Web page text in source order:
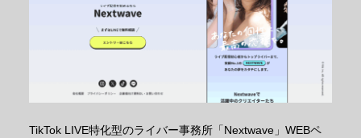
TikTok LIVE特化型のライバー事務所「Nextwave」WEBペ